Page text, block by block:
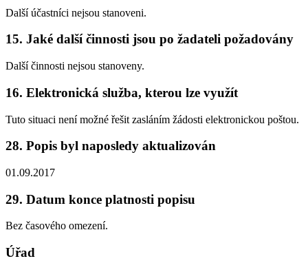
Další účastníci nejsou stanoveni.
15. Jaké další činnosti jsou po žadateli požadovány
Další činnosti nejsou stanoveny.
16. Elektronická služba, kterou lze využít
Tuto situaci není možné řešit zasláním žádosti elektronickou poštou.
28. Popis byl naposledy aktualizován
01.09.2017
29. Datum konce platnosti popisu
Bez časového omezení.
Úřad